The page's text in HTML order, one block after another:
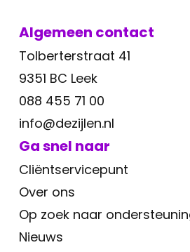
Algemeen contact
Tolberterstraat 41
9351 BC Leek
088 455 71 00
info@dezijlen.nl
Ga snel naar
Cliëntservicepunt
Over ons
Op zoek naar
Nieuws